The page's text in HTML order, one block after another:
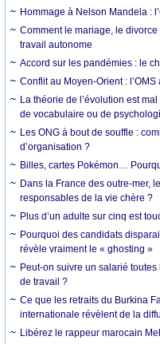
Hommage à Nelson Mandela :
Comment le mariage, le
travail autonome
Accord sur les pandémies : le
Conflit au Moyen-Orient :
La théorie de l’évolution est
de vocabulaire ou de
Les ONG à bout de souffle :
d’organisation ?
Billes, cartes Pokémon…
Dans la France des outre-mer,
responsables de la vie chère ?
Plus d’un adulte sur cinq est
Pourquoi des candidats
révèle vraiment le « ghosting »
Peut-on suivre un salarié
de travail ?
Ce que les retraits du Burkina
internationale révèlent de la
Libérez le rappeur marocain